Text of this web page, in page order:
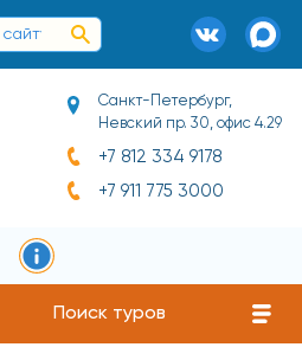
Санкт-Петербург,
Невский пр. 30, офис 4.29
+7 812 334 9178
+7 911 775 3000
Поиск туров